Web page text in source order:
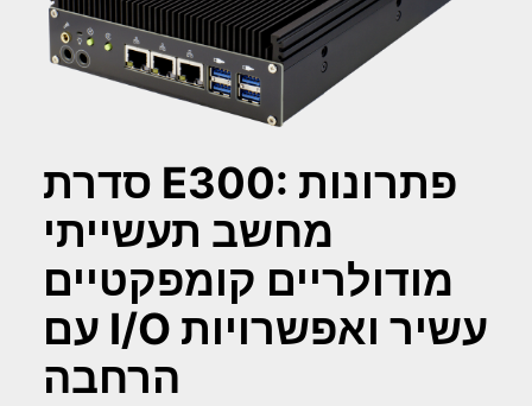
סדרת E300: פתרונות
מחשב תעשייתי
מודולריים קומפקטיים
עם I/O עשיר ואפשרויות
הרחבה